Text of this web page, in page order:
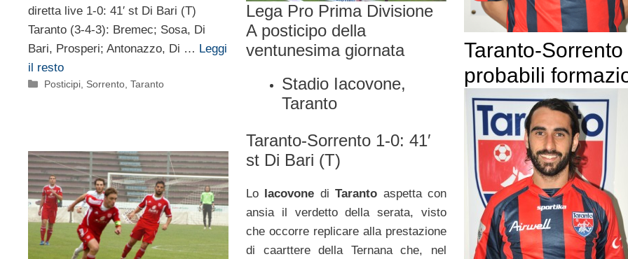
diretta live 1-0: 41′ st Di Bari (T)
Taranto (3-4-3): Bremec; Sosa, Di
Bari, Prosperi; Antonazzo, Di … Leggi
il resto
Categorie
Posticipi Sorrento ,Taranto
Lega Pro Prima Divisione
A posticipo della
ventunesima giornata
Stadio Iacovone,
Taranto
Taranto-Sorrento 1-0: 41′
st Di Bari (T)
Lo Iacovone diTaranto aspetta con
ansia il verdetto della serata, visto
che occorre replicare alla prestazione
di caarttere della Ternana che, nel
Taranto-Sorrento
probabili